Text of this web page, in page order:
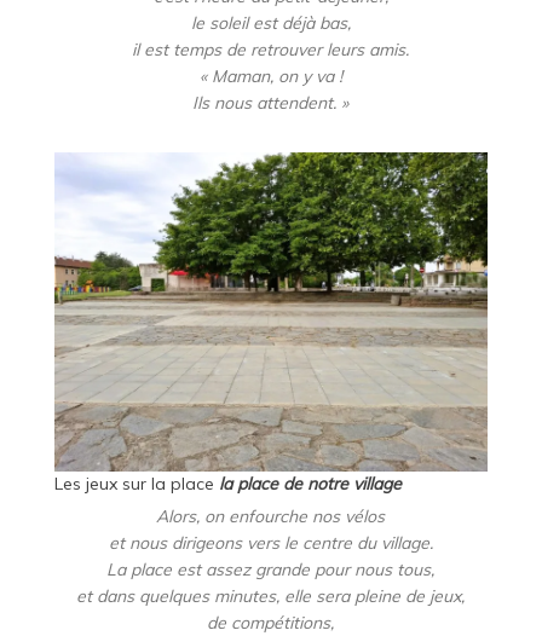
le soleil est déjà bas,
il est temps de retrouver leurs amis.
« Maman, on y va !
Ils nous attendent. »
Les jeux sur la place la place de notre village
Alors, on enfourche nos vélos
et nous dirigeons vers le centre du village.
La place est assez grande pour nous tous,
et dans quelques minutes, elle sera pleine de jeux,
de compétitions,